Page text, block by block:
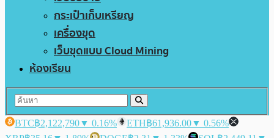
กระเป๋าเก็บเหรียญ
เครื่องขุด
เว็บขุดแบบ Cloud Mining
ห้องเรียน
BTC฿2,122,790▼ 0.16% ETH฿61,936.00▼ 0.56%